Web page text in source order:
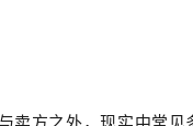
方之外，现实中常